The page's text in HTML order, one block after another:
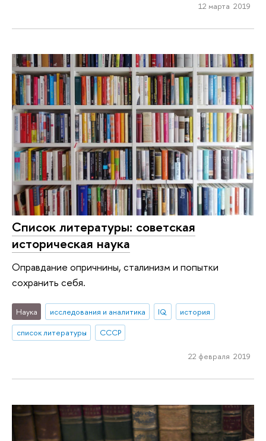
12 марта 2019
Список литературы: советская
историческая наука
Оправдание опричнины, сталинизм и попытки
сохранить себя.
Наука исследования и аналитика IQ
история
список литературы
СССР
22 февраля 2019